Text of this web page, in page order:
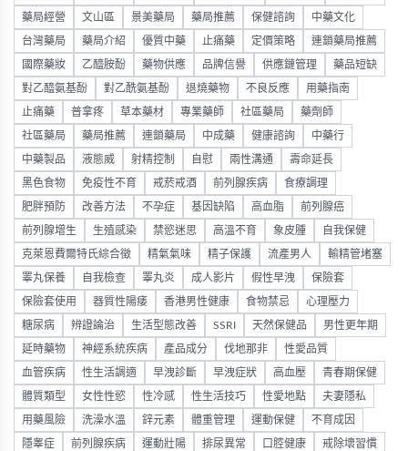
藥局經營 文山區 景美藥局 藥局推薦 保健諮詢 中藥文化
台灣藥局 藥局介紹 優質中藥 止痛藥 定價策略 連鎖藥局推薦
國際藥妝 乙醯胺酚 藥物供應 品牌信譽 供應鏈管理 藥品短缺
對乙醯氨基酚 對乙酰氨基酚 退燒藥物 不良反應 用藥指南
止痛藥 普拿疼 草本藥材 專業藥師 社區藥局 藥劑師
社區藥局 藥局推薦 連鎖藥局 中成藥 健康諮詢 中藥行
中藥製品 液態威 射精控制 自慰 兩性溝通 壽命延長
黑色食物 免疫性不育 戒菸戒酒 前列腺疾病 食療調理
肥胖預防 改善方法 不孕症 基因缺陷 高血脂 前列腺癌
前列腺增生 生殖感染 禁慾迷思 高溫不育 象皮腫 自我保健
克萊恩費爾特氏綜合徵 精氣氣味 精子保護 流產男人 輸精管堵塞
睪丸保養 自我檢查 睪丸炎 成人影片 假性早洩 保險套
保險套使用 器質性陽痿 香港男性健康 食物禁忌 心理壓力
糖尿病 辨證論治 生活型態改善 SSRI 天然保健品 男性更年期
延時藥物 神經系統疾病 產品成分 伐地那非 性愛品質
血管疾病 性生活調適 早洩診斷 早洩症狀 高血壓 青春期保健
體質類型 女性性慾 性冷感 性生活技巧 性愛地點 夫妻隱私
用藥風險 洗澡水溫 鋅元素 體重管理 運動保健 不育成因
隱睾症 前列腺疾病 運動壯陽 排尿異常 口腔健康 戒除壞習慣